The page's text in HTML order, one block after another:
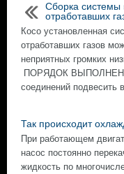
Сборка системы
отработавших
Косо установленная
отработавших газов
неприятных громких
ПОРЯДОК
соединений подвесить
Так происходит
При работающем
насос постоянно
жидкость по